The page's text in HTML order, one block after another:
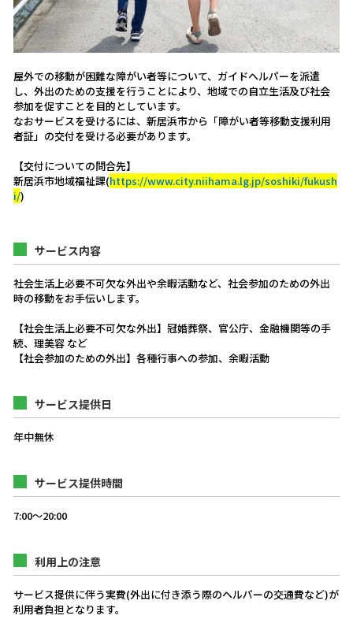
屋外での移動が困難な障がい者等について、ガイドヘルパーを派遣
し、外出のための支援を行うことにより、地域での自立生活及び社会
参加を促すことを目的としています。
なおサービスを受けるには、新居浜市から「障がい者等移動支援利用
者証」の交付を受ける必要があります。
【交付についての問合先】
新居浜市地域福祉課(https://www.city.niihama.lg.jp/soshiki/fukush
i/)
サービス内容
社会生活上必要不可欠な外出や余暇活動など、社会参加のための外出
時の移動をお手伝いします。
【社会生活上必要不可欠な外出】冠婚葬祭、官公庁、金融機関等の手
続、理美容 など
【社会参加のための外出】各種行事への参加、余暇活動
サービス提供日
年中無休
サービス提供時間
7:00〜20:00
利用上の注意
サービス提供に伴う実費(外出に付き添う際のヘルパーの交通費など)が
利用者負担となります。